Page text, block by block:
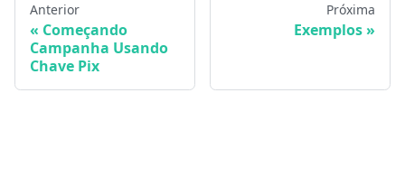
Anterior
Começando
Campanha Usando
Chave Pix
Próxima
Exemplos